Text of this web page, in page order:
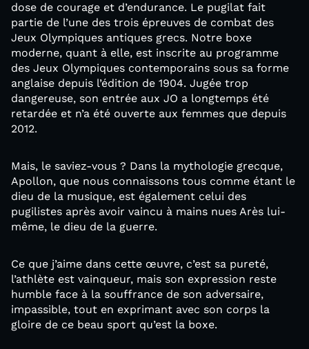
dose de courage et d’endurance. Le pugilat fait
partie de l’une des trois épreuves de combat des
Jeux Olympiques antiques grecs. Notre boxe
moderne, quant à elle, est inscrite au programme
des Jeux Olympiques contemporains sous sa forme
anglaise depuis l’édition de 1904. Jugée trop
dangereuse, son entrée aux JO a longtemps été
retardée et n’a été ouverte aux femmes que depuis
2012.
Mais, le saviez-vous ? Dans la mythologie grecque,
Apollon, que nous connaissons tous comme étant le
dieu de la musique, est également celui des
pugilistes après avoir vaincu à mains nues Arès lui-
même, le dieu de la guerre.
Ce que j’aime dans cette œuvre, c’est sa pureté,
l’athlète est vainqueur, mais son expression reste
humble face à la souffrance de son adversaire,
impassible, tout en exprimant avec son corps la
gloire de ce beau sport qu’est la boxe.